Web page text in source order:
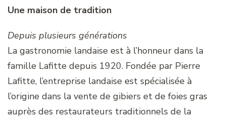
Une maison de tradition
Depuis plusieurs générations
La gastronomie landaise est à l’honneur dans la
famille Lafitte depuis 1920. Fondée par Pierre
Lafitte, l’entreprise landaise est spécialisée à
l’origine dans la vente de gibiers et de foies gras
auprès des restaurateurs traditionnels de la